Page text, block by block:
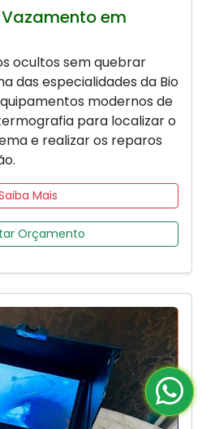
em
ocultos sem quebrar
das especialidades da Bio
modernos de
para localizar o
e realizar os reparos
Mais
Orçamento